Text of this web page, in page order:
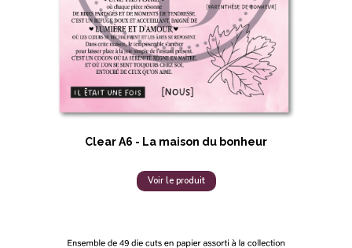
Clear A6 - La maison du bonheur
Voir le produit